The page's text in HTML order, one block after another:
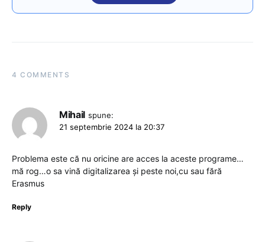
4 COMMENTS
Mihail spune:
21 septembrie 2024 la 20:37
Problema este că nu oricine are acces la aceste programe…
mă rog…o sa vină digitalizarea și peste noi,cu sau fără
Erasmus
Reply